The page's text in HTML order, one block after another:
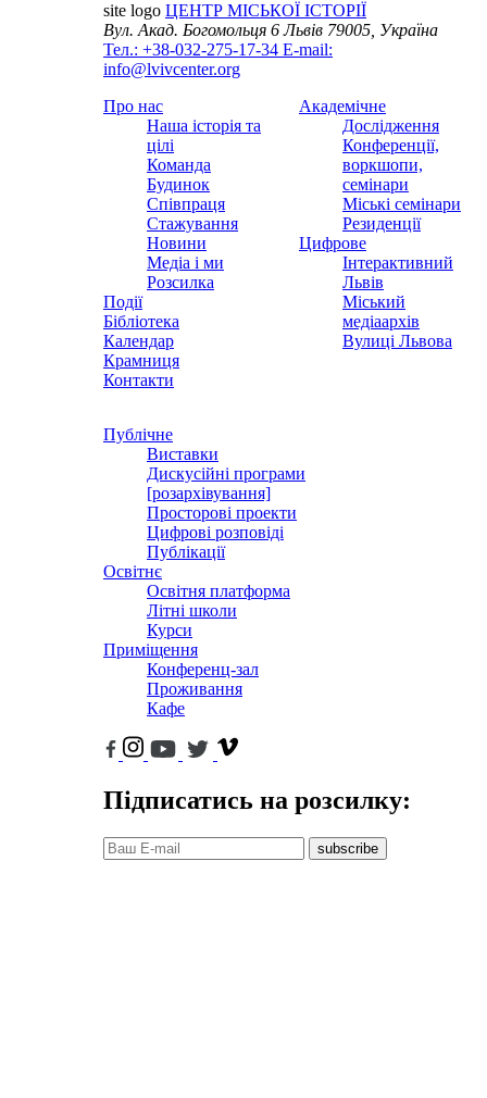
site logo ЦЕНТР МІСЬКОЇ ІСТОРІЇ
Вул. Акад. Богомольця 6Львів 79005, Україна
Тел.: +38-032-275-17-34 E-mail:
info@lvivcenter.org
Про нас
Наша історія та
цілі
Команда
Будинок
Співпраця
Стажування
Новини
Медіа і ми
Розсилка
Події
Бібліотека
Календар
Крамниця
Контакти
Академічне
Дослідження
Конференції,
воркшопи,
семінари
Міські семінари
Резиденції
Цифрове
Інтерактивний
Львів
Міський
медіаархів
Вулиці Львова
Публічне
Виставки
Дискусійні програми
[розархівування]
Просторові проекти
Цифрові розповіді
Публікації
Освітнє
Освітня платформа
Літні школи
Курси
Приміщення
Конференц-зал
Проживання
Кафе
Підписатись на розсилку:
subscribe